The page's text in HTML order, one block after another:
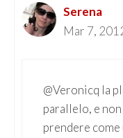
Serena
Mar 7,
@Veronicq la
parallelo, e
prendere come